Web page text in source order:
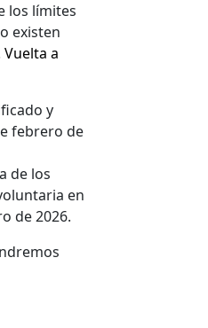
los límites
existen
a
y
febrero de
de los
en
de 2026.